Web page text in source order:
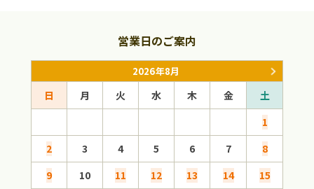
営業日のご案内
2026年8月
日 月 火 水 木 金
土
1
2
3 4 5 6 7
8
9
10 11 12 13 14
15